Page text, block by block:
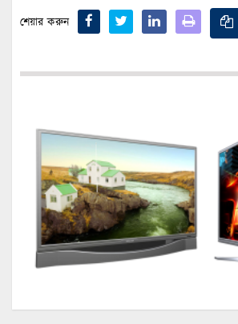
শেয়ার করুন